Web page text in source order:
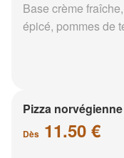
Base crème
épicé, pommes de
Pizza
Dès 11.50 €